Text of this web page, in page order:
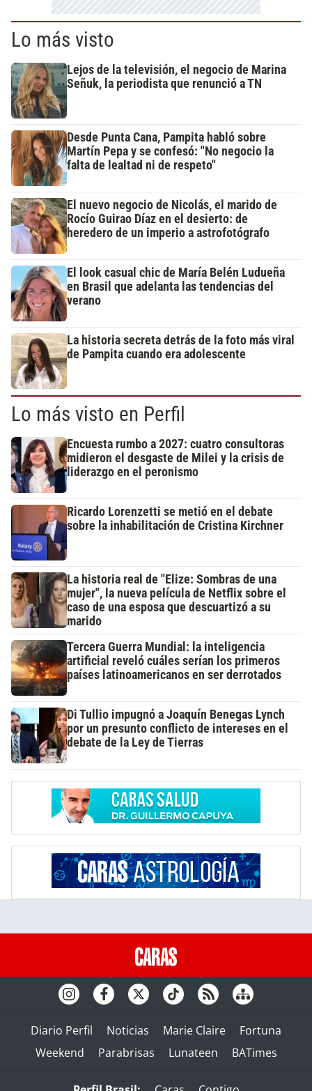
Lo más visto
Lejos de la televisión, el negocio de Marina
Señuk, la periodista que renunció a TN
Desde Punta Cana, Pampita habló sobre
Martín Pepa y se confesó: "No negocio la
falta de lealtad ni de respeto"
El nuevo negocio de Nicolás, el marido de
Rocío Guirao Díaz en el desierto: de
heredero de un imperio a astrofotógrafo
El look casual chic de María Belén Ludueña
en Brasil que adelanta las tendencias del
verano
La historia secreta detrás de la foto más viral
de Pampita cuando era adolescente
Lo más visto en Perfil
Encuesta rumbo a 2027: cuatro consultoras
midieron el desgaste de Milei y la crisis de
liderazgo en el peronismo
Ricardo Lorenzetti se metió en el debate
sobre la inhabilitación de Cristina Kirchner
La historia real de "Elize: Sombras de una
mujer", la nueva película de Netflix sobre el
caso de una esposa que descuartizó a su
marido
Tercera Guerra Mundial: la inteligencia
artificial reveló cuáles serían los primeros
países latinoamericanos en ser derrotados
Di Tullio impugnó a Joaquín Benegas Lynch
por un presunto conflicto de intereses en el
debate de la Ley de Tierras
Diario Perfil Noticias Marie Claire
Fortuna
Weekend
Parabrisas Lunateen BATimes